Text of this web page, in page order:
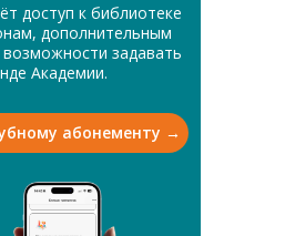
абонементу →
доступ к библиотеке
дополнительным
задавать
Академии.